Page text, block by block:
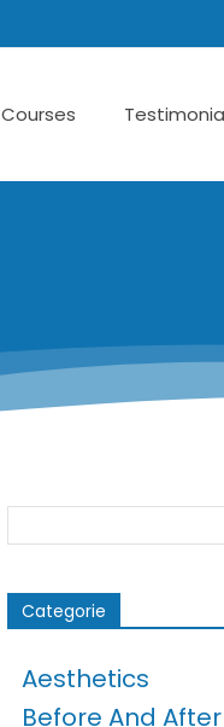
Courses
Categorie
Aesthetics
Before And After